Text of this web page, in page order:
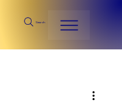
Search